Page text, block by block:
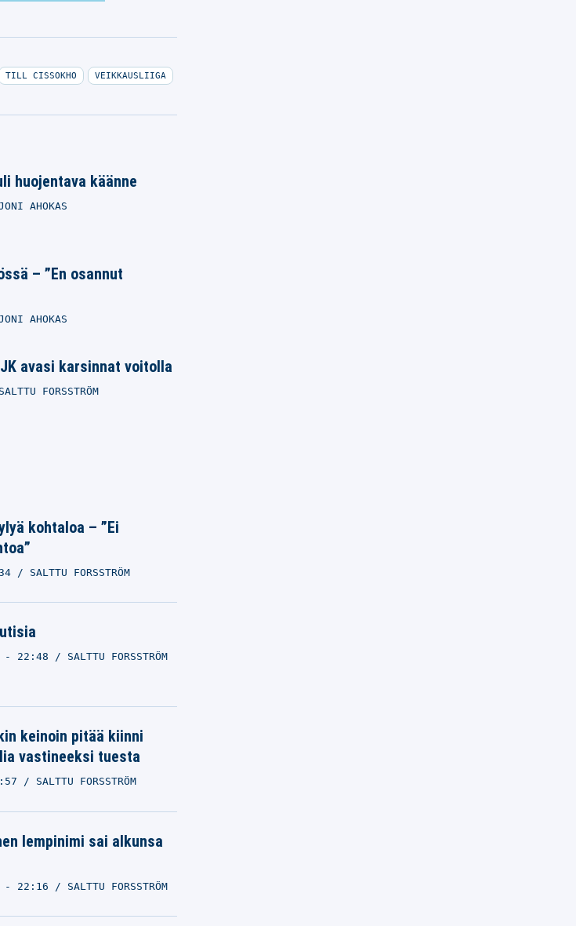
TILL CISSOKHO VEIKKAUSLIIGA
huojentava käänne
AHOKAS
– ”En osannut
AHOKAS
avasi karsinnat voitolla
SALTTU FORSSTRÖM
kohtaloa – ”Ei
SALTTU FORSSTRÖM
- 22:48 SALTTU FORSSTRÖM
keinoin pitää kiinni
vastineeksi tuesta
SALTTU FORSSTRÖM
lempinimi sai alkunsa
- 22:16 SALTTU FORSSTRÖM